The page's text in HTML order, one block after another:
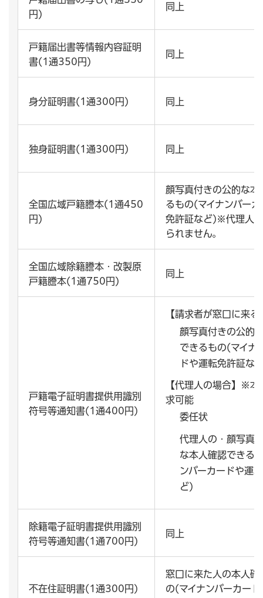
円)
同上
戸籍届出書等情報内容証明
書(1通350円)
同上
身分証明書(1通300円) 同上
独身証明書(1通300円) 同上
全国広域戸籍謄本(1通450
円)
顔写真付きの公的な本
るもの(マイナンバー
免許証など)※代理人
られません。
全国広域除籍謄本・改製原
戸籍謄本(1通750円)
同上
戸籍電子証明書提供用識別
符号等通知書(1通400円)
【請求者が窓口に来る
顔写真付きの公的
できるもの(マイナ
ドや運転免許証な
【代理人の場合】※本
求可能
委任状
代理人の・顔写真
な本人確認できる
ンバーカードや運
ど)
除籍電子証明書提供用識別
符号等通知書(1通700円)
同上
不在住証明書(1通300円)
窓口に来た人の本人確
の(マイナンバーカー